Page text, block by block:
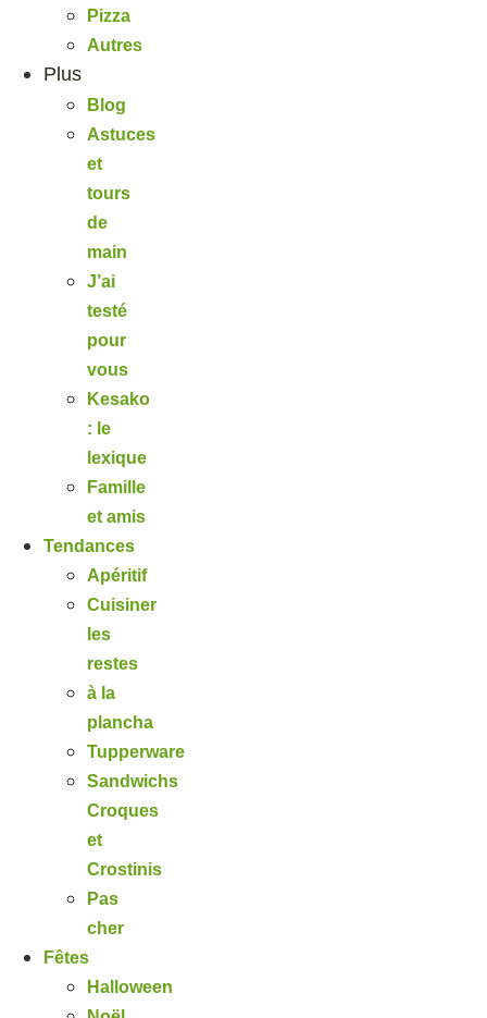
Pizza
Autres
Plus
Blog
Astuces
et
tours
de
main
J’ai
testé
pour
vous
Kesako
: le
lexique
Famille
et amis
Tendances
Apéritif
Cuisiner
les
restes
à la
plancha
Tupperware
Sandwichs
Croques
et
Crostinis
Pas
cher
Fêtes
Halloween